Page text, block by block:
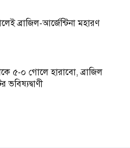
ব্রাজিল-আর্জেন্টিনা মহারণ
৫-০ গোলে হারাবো, ব্রাজিল
ভবিষ্যদ্বাণী